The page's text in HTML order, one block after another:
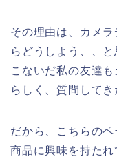
その理由は、カメ
らどうしよう、、
こないだ私の友達
らしく、質問してき
だから、こちらの
商品に興味を持た